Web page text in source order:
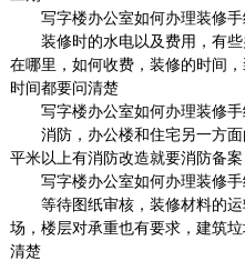
写字楼办公室如何办理装修手
装修时的水电以及费用，有
在哪里，如何收费，装修的时间
时间都要问清楚
写字楼办公室如何办理装修手
消防，办公楼和住宅另一方
平米以上有消防改造就要消防备
写字楼办公室如何办理装修手
等待图纸审核，装修材料的
场，楼层对承重也有要求，建筑
清楚
信测 科技风